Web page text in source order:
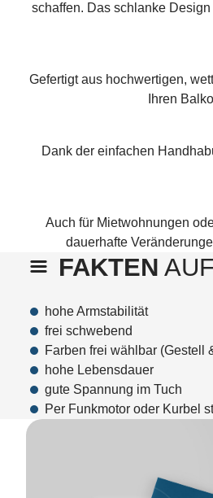
schaffen. Das schlanke
Gefertigt aus hochwertigen,
Ihren
Dank der einfachen
Auch für Mietwohnungen
dauerhafte
FAKTEN
hohe Armstabilität
frei schwebend
Farben frei wählbar (Gestell
hohe Lebensdauer
gute Spannung im Tuch
Per Funkmotor oder Kurbel